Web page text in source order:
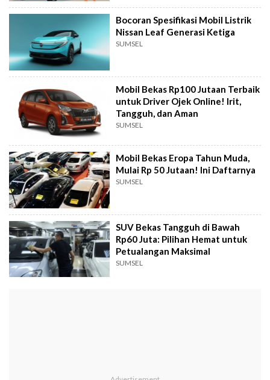
Bocoran Spesifikasi Mobil Listrik
Nissan Leaf Generasi Ketiga
SUMSEL
Mobil Bekas Rp100 Jutaan Terbaik
untuk Driver Ojek Online! Irit,
Tangguh, dan Aman
SUMSEL
Mobil Bekas Eropa Tahun Muda,
Mulai Rp 50 Jutaan! Ini Daftarnya
SUMSEL
SUV Bekas Tangguh di Bawah
Rp60 Juta: Pilihan Hemat untuk
Petualangan Maksimal
SUMSEL